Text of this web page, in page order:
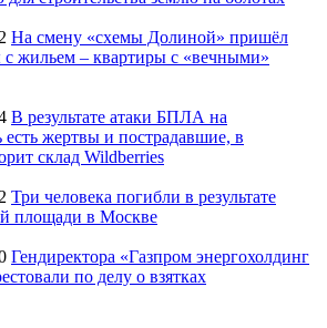
На смену «схемы Долиной» пришёл
жильем – квартиры с «вечными»
В результате атаки БПЛА на
есть жертвы и пострадавшие, в
склад Wildberries
Три человека погибли в результате
площади в Москве
Гендиректора «Газпром энергохолдинг
по делу о взятках